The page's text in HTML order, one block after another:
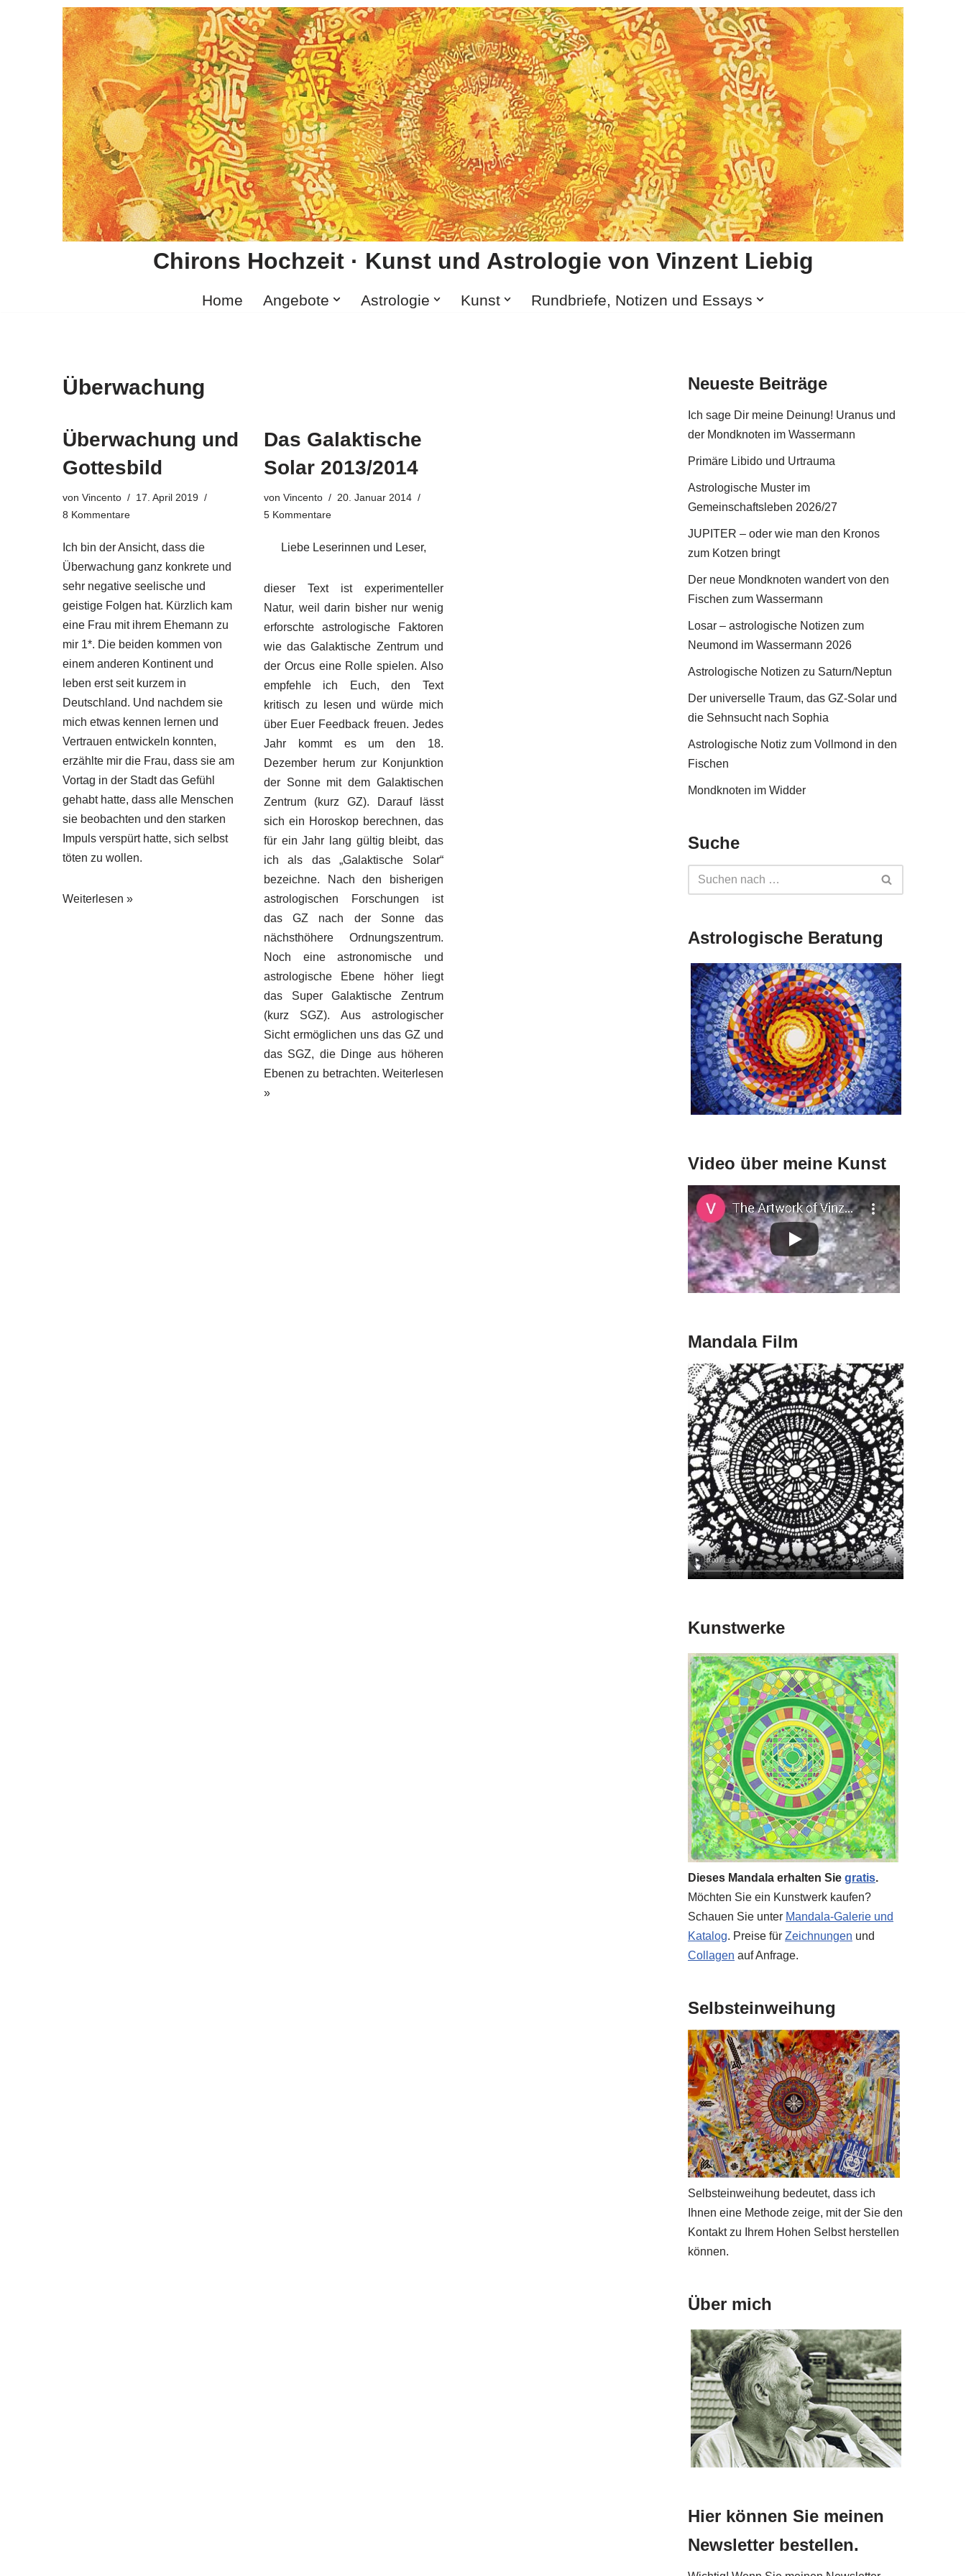
Chirons Hochzeit · Kunst und Astrologie von Vinzent Liebig
Home Angebote Astrologie Kunst Rundbriefe, Notizen und Essays
Überwachung
Überwachung und
Gottesbild
von Vincento
17. April 2019
8 Kommentare
Ich bin der Ansicht, dass die
Überwachung ganz konkrete und
sehr negative seelische und
geistige Folgen hat. Kürzlich kam
eine Frau mit ihrem Ehemann zu
mir 1*. Die beiden kommen von
einem anderen Kontinent und
leben erst seit kurzem in
Deutschland. Und nachdem sie
mich etwas kennen lernen und
Vertrauen entwickeln konnten,
erzählte mir die Frau, dass sie am
Vortag in der Stadt das Gefühl
gehabt hatte, dass alle Menschen
sie beobachten und den starken
Impuls verspürt hatte, sich selbst
töten zu wollen.
Weiterlesen »
Das Galaktische
Solar 2013/2014
von Vincento
20. Januar 2014
5 Kommentare
Liebe Leserinnen und Leser,
dieser Text ist experimenteller
Natur, weil darin bisher nur wenig
erforschte astrologische Faktoren
wie das Galaktische Zentrum und
der Orcus eine Rolle spielen. Also
empfehle ich Euch, den Text
kritisch zu lesen und würde mich
über Euer Feedback freuen. Jedes
Jahr kommt es um den 18.
Dezember herum zur Konjunktion
der Sonne mit dem Galaktischen
Zentrum (kurz GZ). Darauf lässt
sich ein Horoskop berechnen, das
für ein Jahr lang gültig bleibt, das
ich als das „Galaktische Solar“
bezeichne. Nach den bisherigen
astrologischen Forschungen ist
das GZ nach der Sonne das
nächsthöhere Ordnungszentrum.
Noch eine astronomische und
astrologische Ebene höher liegt
das Super Galaktische Zentrum
(kurz SGZ). Aus astrologischer
Sicht ermöglichen uns das GZ und
das SGZ, die Dinge aus höheren
Ebenen zu betrachten. Weiterlesen
»
Neueste Beiträge
Ich sage Dir meine Deinung! Uranus und
der Mondknoten im Wassermann
Primäre Libido und Urtrauma
Astrologische Muster im
Gemeinschaftsleben 2026/27
JUPITER – oder wie man den Kronos
zum Kotzen bringt
Der neue Mondknoten wandert von den
Fischen zum Wassermann
Losar – astrologische Notizen zum
Neumond im Wassermann 2026
Astrologische Notizen zu Saturn/Neptun
Der universelle Traum, das GZ-Solar und
die Sehnsucht nach Sophia
Astrologische Notiz zum Vollmond in den
Fischen
Mondknoten im Widder
Suche
Astrologische Beratung
Video über meine Kunst
Mandala Film
Kunstwerke
Dieses Mandala erhalten Sie gratis.
Möchten Sie ein Kunstwerk kaufen?
Schauen Sie unter Mandala-Galerie und
Katalog. Preise für Zeichnungen und
Collagen auf Anfrage.
Selbsteinweihung
Selbsteinweihung bedeutet, dass ich
Ihnen eine Methode zeige, mit der Sie den
Kontakt zu Ihrem Hohen Selbst herstellen
können.
Über mich
Hier können Sie meinen
Newsletter bestellen.